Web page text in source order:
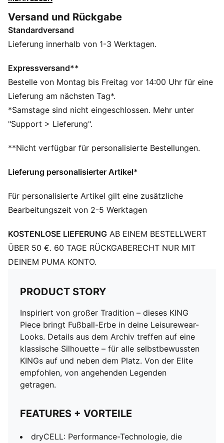
angehenden Legenden getragen.
FEATURES + VORTEILE
dryCELL: Performance-Technologie, die Feuchtigkeit
Training schweißfrei bleibst
Hergestellt aus mindestens 50 % recycelten
Materialien.
DETAILS
Passform: Regulär
Hauptmaterial Piqué
Lange Ärmel
Länge: Standard-Jacke
PUMA KING Branding-Details
63% Polyester, 37% Baumwolle
Versand und Rückgabe
Standardversand
Lieferung innerhalb von 1-3 Werktagen.
Expressversand**
Bestelle von Montag bis Freitag vor 14:00 Uhr für eine
Lieferung am nächsten Tag*.
*Samstage sind nicht eingeschlossen. Mehr unter
"Support > Lieferung".
**Nicht verfügbar für personalisierte Bestellungen.
Lieferung personalisierter Artikel*
Für personalisierte Artikel gilt eine zusätzliche
Bearbeitungszeit von 2-5 Werktagen
KOSTENLOSE LIEFERUNG AB EINEM BESTELLWERT
ÜBER 50 €. 60 TAGE RÜCKGABERECHT NUR MIT
DEINEM PUMA KONTO.
PRODUCT STORY
Inspiriert von großer Tradition – dieses KING
Piece bringt Fußball-Erbe in deine Leisurewear-
Looks. Details aus dem Archiv treffen auf eine
klassische Silhouette – für alle selbstbewussten
KINGs auf und neben dem Platz. Von der Elite
empfohlen, von angehenden Legenden
getragen.
FEATURES + VORTEILE
dryCELL: Performance-Technologie, die